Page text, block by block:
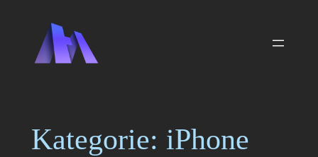
springen
Kategorie: iPhone